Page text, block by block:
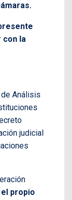
con la
Análisis
judicial
propio